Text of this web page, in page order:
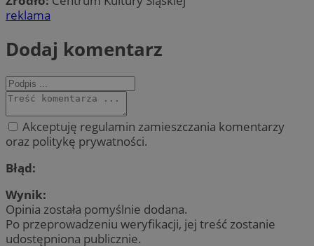
reklama
Dodaj komentarz
Akceptuję regulamin zamieszczania komentarzy
oraz politykę prywatności.
Błąd:
Wynik:
Opinia została pomyślnie dodana.
Po przeprowadzeniu weryfikacji, jej treść zostanie
udostępniona publicznie.